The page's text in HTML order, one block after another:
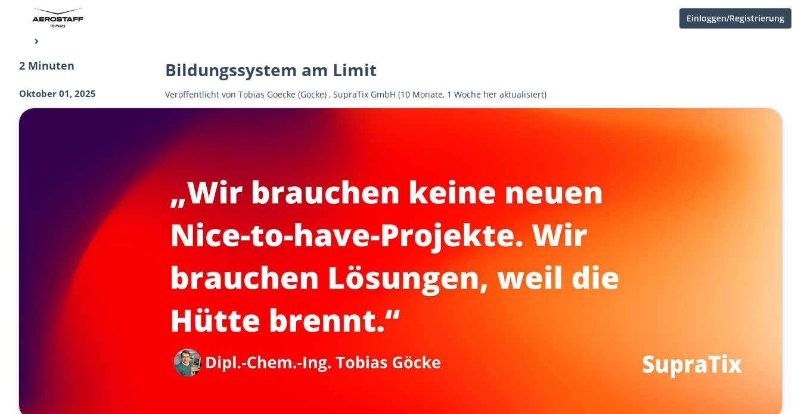
Einloggen/Registrierung
2 Minuten
Oktober 01, 2025
Bildungssystem am Limit
Veröffentlicht vonTobias Goecke (Göcke) ,SupraTix GmbH (10 Monate, 1 Woche her aktualisiert)